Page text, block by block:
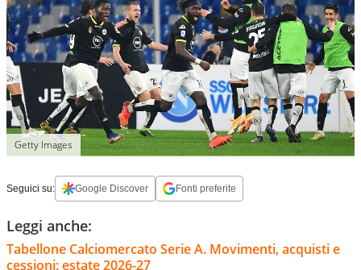
Getty Images
Seguici su: Google Discover Fonti preferite
Leggi anche:
Tabellone Calciomercato Serie A. Movimenti, acquisti e
cessioni: estate 2026-27